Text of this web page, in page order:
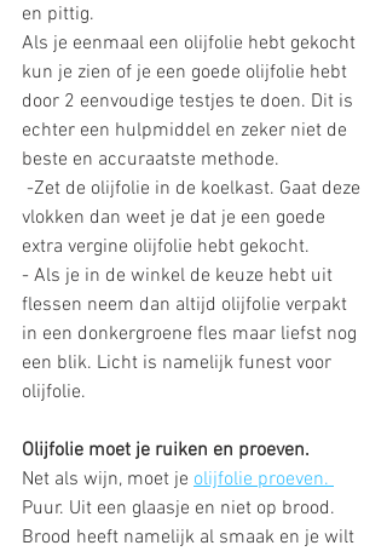
en pittig.
Als je eenmaal een olijfolie hebt gekocht
kun je zien of je een goede olijfolie hebt
door 2 eenvoudige testjes te doen. Dit is
echter een hulpmiddel en zeker niet de
beste en accuraatste methode.
vlokken dan weet je dat je een goede
extra vergine olijfolie hebt gekocht.
- Als je in de winkel de keuze hebt uit
flessen neem dan altijd olijfolie verpakt
in een donkergroene fles maar liefst nog
een blik. Licht is namelijk funest voor
olijfolie.
Olijfolie moet je ruiken en proeven.
Net als wijn, moet je olijfolie proeven.
Puur. Uit een glaasje en niet op brood.
Brood heeft namelijk al smaak en je wilt